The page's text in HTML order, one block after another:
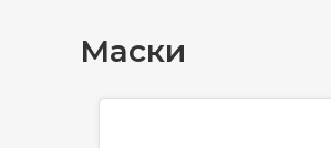
Маски